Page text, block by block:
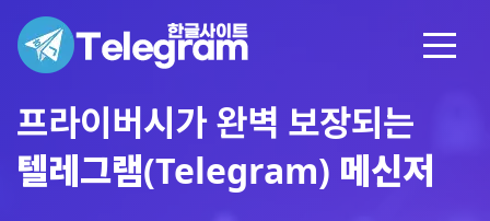
프라이버시가 완벽 보장되는
텔레그램(Telegram) 메신저